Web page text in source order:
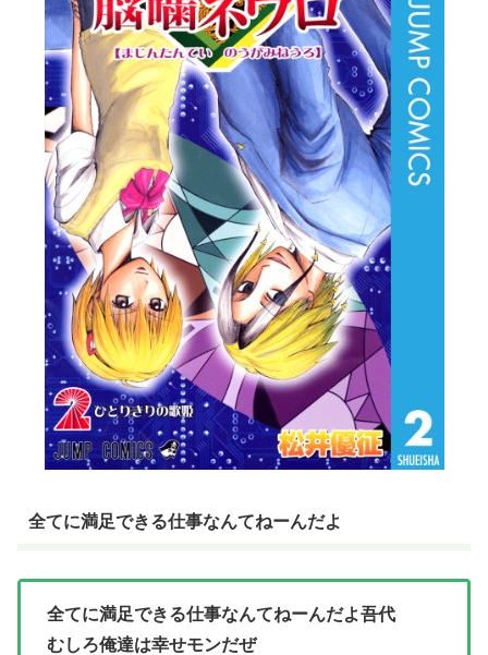
全てに満足できる仕事なんてねーんだよ
全てに満足できる仕事なんてねーんだよ吾代
むしろ俺達は幸せモンだぜ